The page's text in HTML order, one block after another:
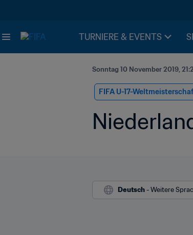
TURNIERE & EVENTS
Sonntag 10 November 2019,
FIFA U-17-
Deutsch - Weitere